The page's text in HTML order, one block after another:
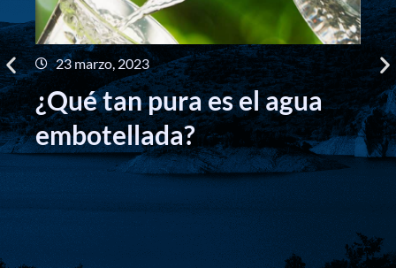
23 marzo, 2023
¿Qué tan pura es el agua
embotellada?